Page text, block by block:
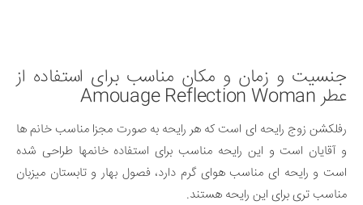
جنسیت و زمان و مکان مناسب برای استفاده از
عطر Amouage Reflection Woman
رفلکشن زوج رایحه ای است که هر رایحه به صورت مجزا مناسب خانم ها
و آقایان است و این رایحه مناسب برای استفاده خانمها طراحی شده
است و رایحه ای مناسب هوای گرم دارد، فصول بهار و تابستان میزبان
مناسب تری برای این رایحه هستند.